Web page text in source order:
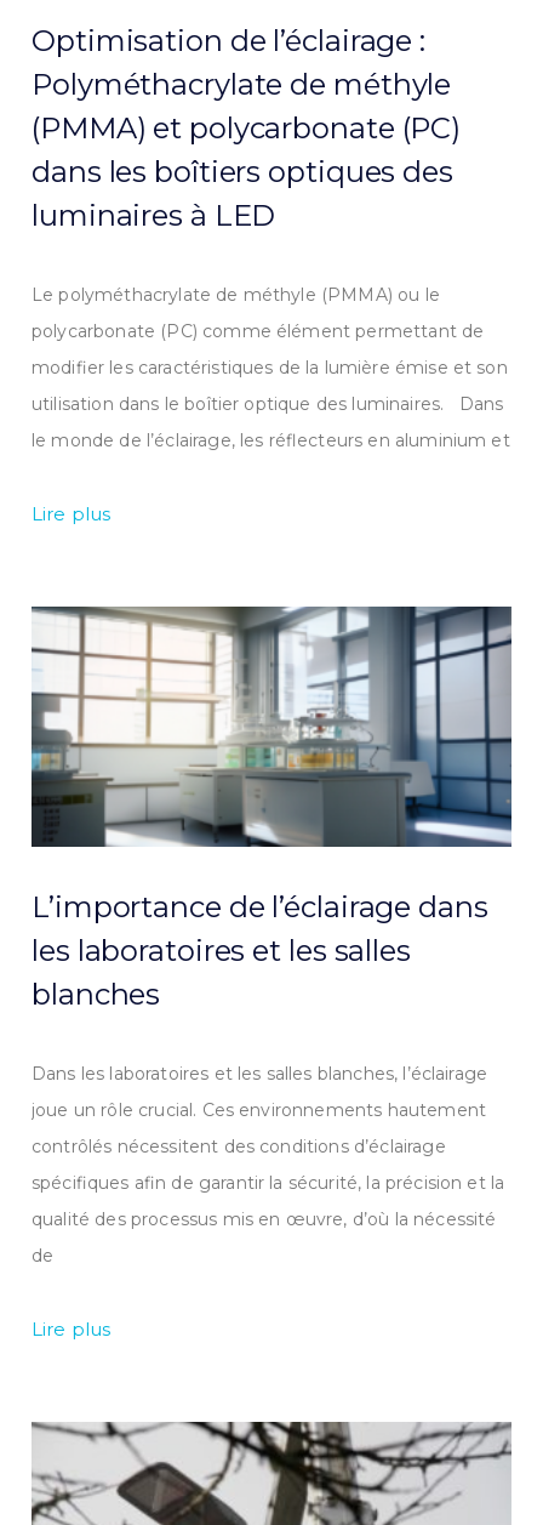
Optimisation de l’éclairage :
Polyméthacrylate de méthyle
(PMMA) et polycarbonate (PC)
dans les boîtiers optiques des
luminaires à LED
Le polyméthacrylate de méthyle (PMMA) ou le
polycarbonate (PC) comme élément permettant de
modifier les caractéristiques de la lumière émise et son
utilisation dans le boîtier optique des luminaires. Dans
le monde de l’éclairage, les réflecteurs en aluminium et
Lire plus
L’importance de l’éclairage dans
les laboratoires et les salles
blanches
Dans les laboratoires et les salles blanches, l’éclairage
joue un rôle crucial. Ces environnements hautement
contrôlés nécessitent des conditions d’éclairage
spécifiques afin de garantir la sécurité, la précision et la
qualité des processus mis en œuvre, d’où la nécessité
de
Lire plus